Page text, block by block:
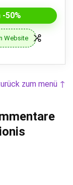
-50%
Website
zum menü ↑